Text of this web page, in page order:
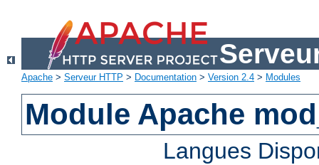
Apache > Serveur HTTP > Documentation > Version 2.4 > Modules
Module Apache
Langues